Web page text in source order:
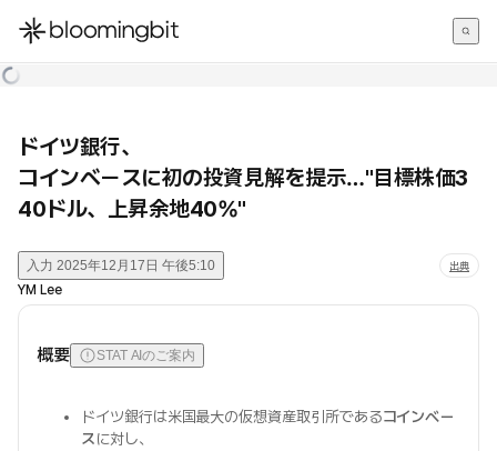
한국어
ドイツ銀行、
コインベースに初の投資見解を提示…"目標株価3
40ドル、上昇余地40%"
入力 2025年12月17日 午後5:10 出典
YM Lee
概要 STAT AIのご案内
ドイツ銀行は米国最大の仮想資産取引所であるコインベー
スに対し、